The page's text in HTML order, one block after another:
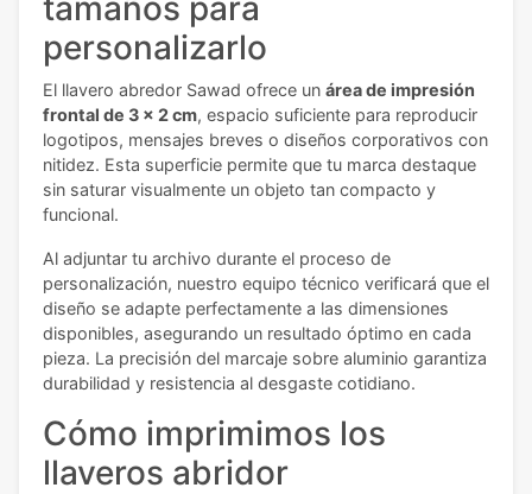
personalizarlo
El llavero abredor Sawad ofrece un área de impresión
frontal de 3 x 2 cm, espacio suficiente para reproducir
logotipos, mensajes breves o diseños corporativos con
nitidez. Esta superficie permite que tu marca destaque
sin saturar visualmente un objeto tan compacto y
funcional.
Al adjuntar tu archivo durante el proceso de
personalización, nuestro equipo técnico verificará que el
diseño se adapte perfectamente a las dimensiones
disponibles, asegurando un resultado óptimo en cada
pieza. La precisión del marcaje sobre aluminio garantiza
durabilidad y resistencia al desgaste cotidiano.
Cómo imprimimos los
llaveros abridor